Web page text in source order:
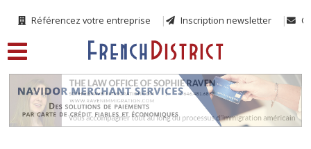
Référencez votre entreprise Inscription newsletter